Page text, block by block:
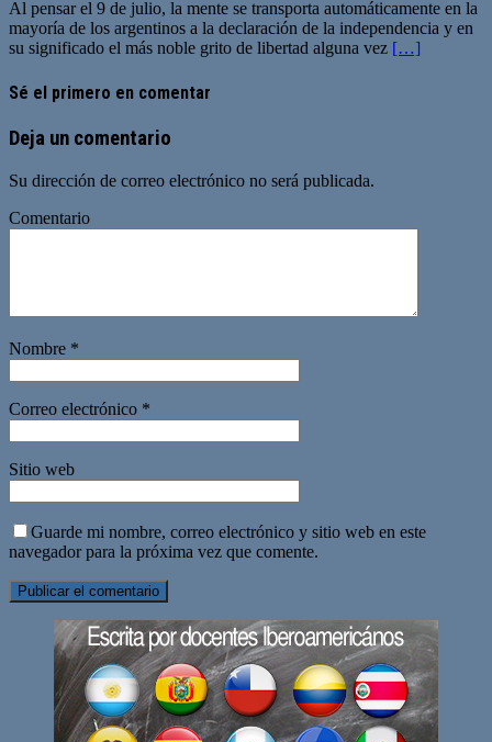
Al pensar el 9 de julio, la mente se transporta automáticamente en la
mayoría de los argentinos a la declaración de la independencia y en
su significado el más noble grito de libertad alguna vez […]
Sé el primero en comentar
Deja un comentario
Su dirección de correo electrónico no será publicada.
Comentario
Nombre *
Correo electrónico *
Sitio web
Guarde mi nombre, correo electrónico y sitio web en este
navegador para la próxima vez que comente.